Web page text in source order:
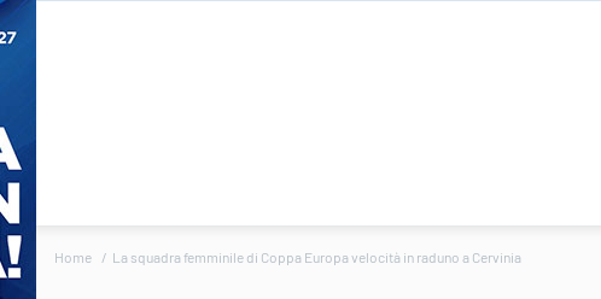
Home La squadra femminile di Coppa Europa velocità in raduno a Cervinia